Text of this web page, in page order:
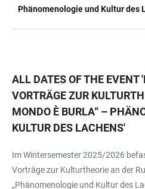
Phänomenologie und Kultur des
ALL DATES OF THE EVENT'
VORTRÄGE ZUR
MONDO È BURLA“ –
KULTUR DES LACHENS'
Im Wintersemester 2025/2026
Vorträge zur Kulturtheorie an der
„Phänomenologie und Kultur des